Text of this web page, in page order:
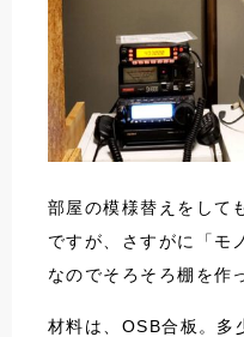
部屋の模様替えをして
ですが、さすがに「モ
なのでそろそろ棚を作
材料は、OSB合板。多